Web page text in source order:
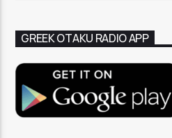
GREEK OTAKU RADIO APP